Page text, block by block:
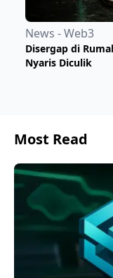
News - Web3
Disergap di
Nyaris Diculik
Most Read